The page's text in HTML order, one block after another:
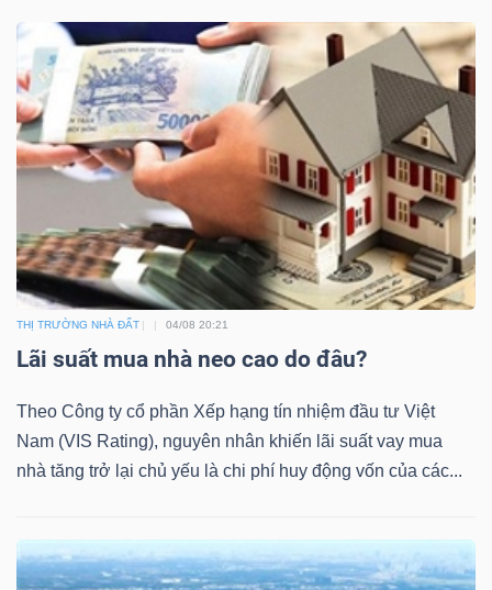
THỊ TRƯỜNG NHÀ ĐẤT 04/08 20:21
Lãi suất mua nhà neo cao do đâu?
Theo Công ty cổ phần Xếp hạng tín nhiệm đầu tư Việt
Nam (VIS Rating), nguyên nhân khiến lãi suất vay mua
nhà tăng trở lại chủ yếu là chi phí huy động vốn của các...
chính
liệu
tài
chính